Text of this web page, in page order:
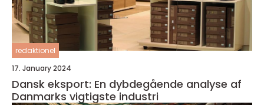
redaktionel
17. January 2024
Dansk eksport: En dybdegående analyse af
Danmarks vigtigste industri